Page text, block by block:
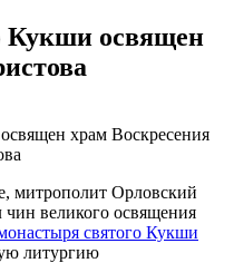
Кукши освящен
митрополит Орловский
великого освящения
святого Кукши
литургию